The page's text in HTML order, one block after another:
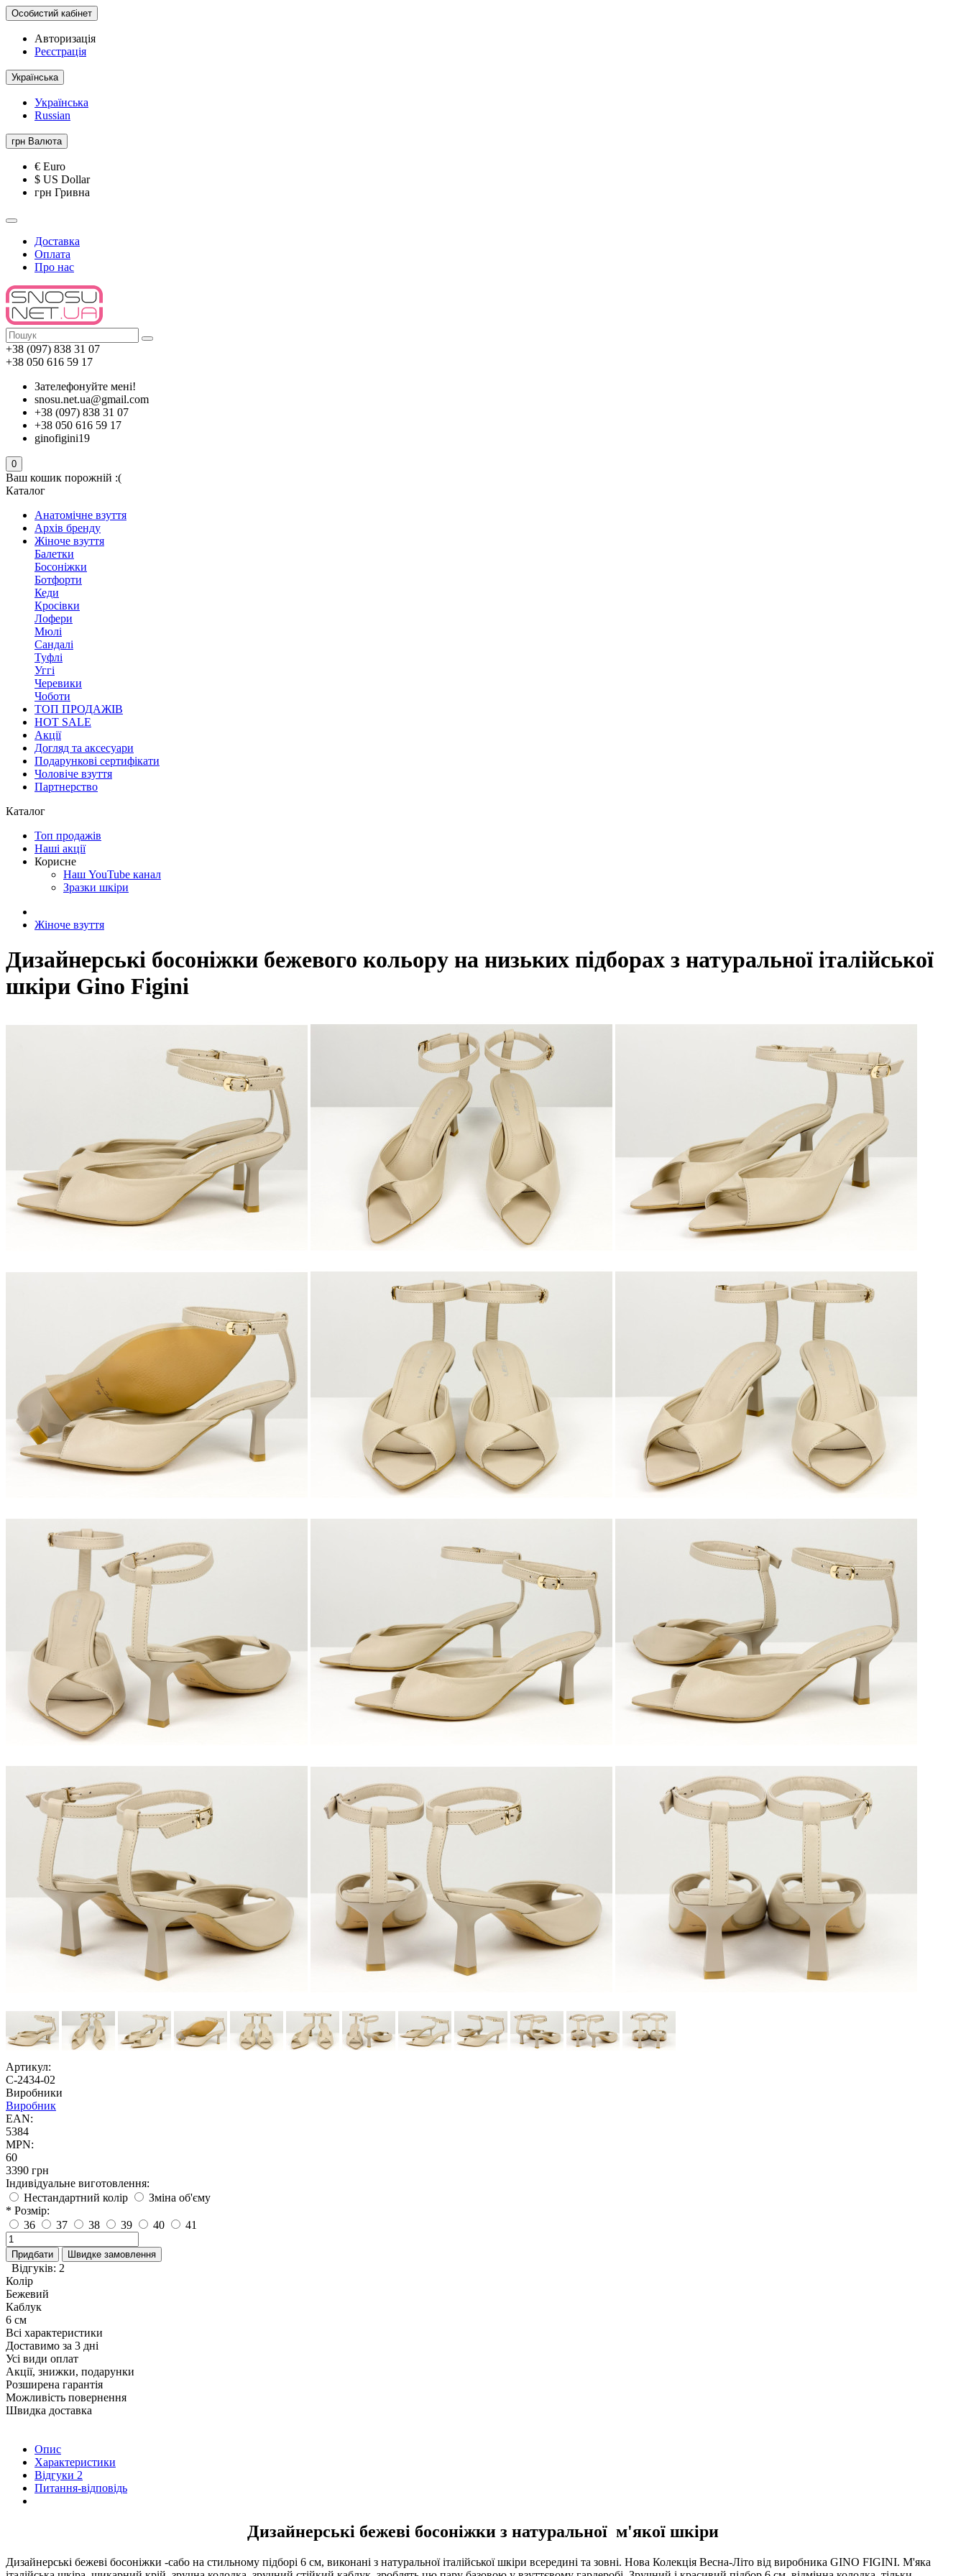
Особистий кабінет
Авторизація
Реєстрація
Українська
Українська
Russian
грн Валюта
€ Euro
$ US Dollar
грн Гривна
Доставка
Оплата
Про нас
+38 (097) 838 31 07
+38 050 616 59 17
Зателефонуйте мені!
snosu.net.ua@gmail.com
+38 (097) 838 31 07
+38 050 616 59 17
ginofigini19
0
Ваш кошик порожній :(
Каталог
Анатомічне взуття
Архів бренду
Жіноче взуття
Балетки
Босоніжки
Ботфорти
Кеди
Кросівки
Лофери
Мюлі
Сандалі
Туфлі
Уггі
Черевики
Чоботи
ТОП ПРОДАЖІВ
HOT SALE
Акції
Догляд та аксесуари
Подарункові сертифікати
Чоловіче взуття
Партнерство
Каталог
Топ продажів
Наші акції
Корисне
Наш YouTube канал
Зразки шкіри
Жіноче взуття
Дизайнерські босоніжки бежевого кольору на низьких підборах з натуральної італійської
шкіри Gino Figini
Артикул:
С-2434-02
Виробники
Виробник
EAN:
5384
MPN:
60
3390 грн
Індивідуальне виготовлення:
Нестандартний колір
Зміна об'єму
* Розмір:
36
37 38 39 40 41
Придбати Швидке замовлення
Відгуків: 2
Колір
Бежевий
Каблук
6 см
Всі характеристики
Доставимо за 3 дні
Усі види оплат
Акції, знижки, подарунки
Розширена гарантія
Можливість повернення
Швидка доставка
Опис
Характеристики
Відгуки 2
Питання-відповідь
Дизайнерські бежеві босоніжки з натуральної м'якої шкіри
Дизайнерські бежеві босоніжки -сабо на стильному підборі 6 см, виконані з натуральної італійської шкіри всередині та зовні. Нова Колекція Весна-Літо від виробника GINO FIGINI. М'яка